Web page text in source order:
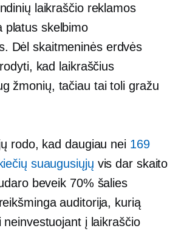
laikraščio reklamos
platus skelbimo
Dėl skaitmeninės erdvės
kad laikraščius
žmonių, tačiau tai toli gražu
rodo, kad daugiau nei 169
suaugusiųjų vis dar skaito
beveik 70% šalies
auditorija, kurią
neinvestuojant į laikraščio